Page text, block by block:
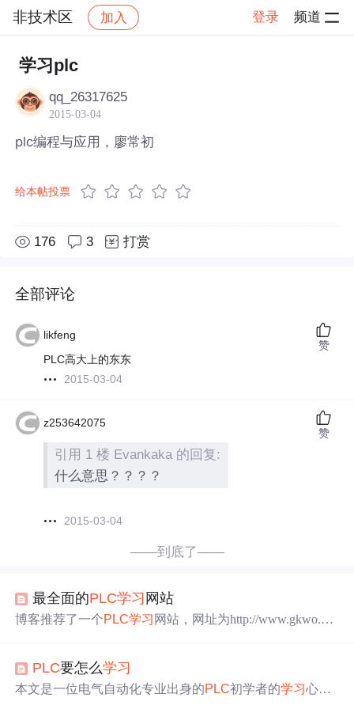
非技术区 加入 登录 频道
社区 非技术区
学习plc
qq_26317625
2015-03-04
plc编程与应用，廖常初
给本帖投票
176 3 打赏
全部评论
likfeng
PLC高大上的东东
2015-03-04
赞
z253642075
引用 1 楼 Evankaka 的回复:
什么意思？？？？
2015-03-04
赞
——到底了——
最全面的PLC学习 网站
博客推荐了一个PLC学习 网站，网址为http://www.gkwo.ne
PLC要怎么学习
本文是一位电气自动化专业出身的PLC初学者的学习心